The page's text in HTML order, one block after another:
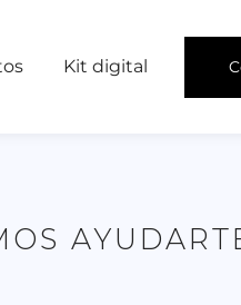
Kit digital